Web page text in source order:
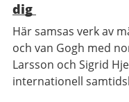
dig
Här samsas verk av
och van Gogh med
Larsson och Sigrid
internationell